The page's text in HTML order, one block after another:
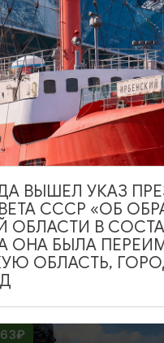
8-9
коса без толпы +
и замок
08:00, 09:00 7,5
ВЫШЕЛ УКАЗ
СССР «ОБ
ОБЛАСТИ В
ОНА БЫЛА
ОБЛАСТЬ,